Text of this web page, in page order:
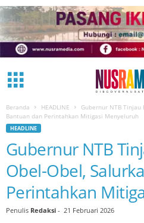
Beranda HEADLINE
Gubernur NTB Tinjau
Bantuan dan Perintahkan Mitigasi Menyeluruh
HEADLINE
Gubernur NTB
Obel-Obel,
Perintahkan
Penulis Redaksi - 21 Februari 2026